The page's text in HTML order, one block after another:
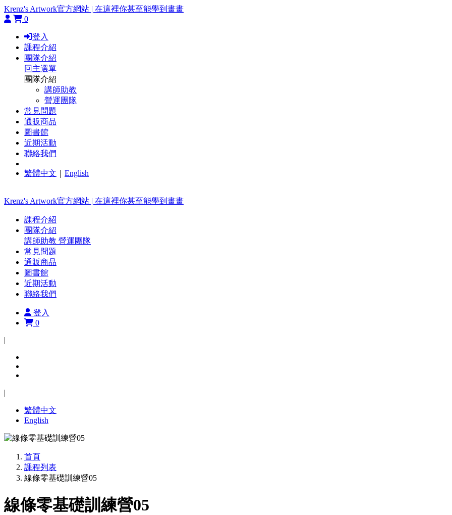
Krenz's Artwork官方網站 | 在這裡你甚至能學到畫畫
0
登入
課程介紹
團隊介紹
回主選單
團隊介紹
講師助教
營運團隊
常見問題
通販商品
圖書館
近期活動
聯絡我們
繁體中文 English
Krenz's Artwork官方網站 | 在這裡你甚至能學到畫畫
課程介紹
團隊介紹
講師助教 營運團隊
常見問題
通販商品
圖書館
近期活動
聯絡我們
登入
0
|
|
繁體中文
English
首頁
課程列表
線條零基礎訓練營05
線條零基礎訓練營05